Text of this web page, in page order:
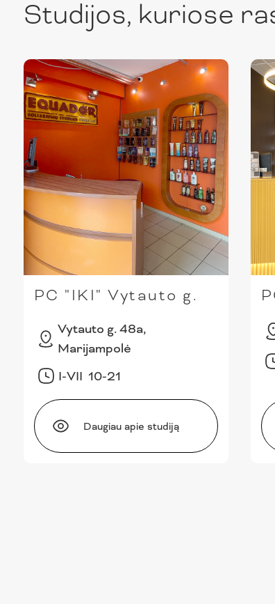
Studijos, kuriose
PC "IKI" Vytauto g.
Vytauto g. 48a,
Marijampolė
I-VII 10-21
Daugiau apie studiją